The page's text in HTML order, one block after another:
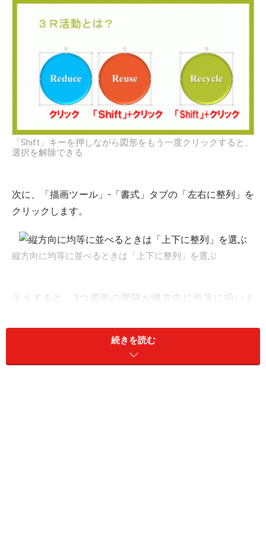
「Shift」キーを押しながら図形をもう一度クリックすると、
選択を解除できる
次に、「描画ツール」-「書式」タブの「左右に整列」を
クリックします。
縦方向に均等に並べるときは「上下に整列」を選ぶ
そうすると、3つ図形の間隔が横方向に均等に揃いま
3つの円の間隔が等間隔に揃った
続きを読む